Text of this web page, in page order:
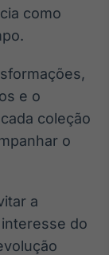
como
e o
coleção
o
a
do